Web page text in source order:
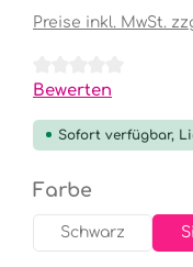
Preise inkl. MwSt.
Durchschnittliche
Bewerten
Sofort verfügbar,
Farbe
Schwarz